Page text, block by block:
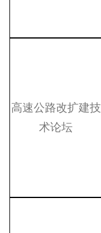
高速公路改扩建技
术论坛